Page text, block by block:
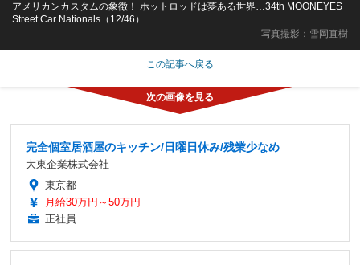
写真撮影：雪岡直樹
アメリカンカスタムの象徴！ ホットロッドは夢ある世界…34th MOONEYES
Street Car Nationals（12/46）
この記事へ戻る
完全個室居酒屋のキッチン/日曜日休み/残業少なめ
大東企業株式会社
東京都
月給30万円～50万円
正社員